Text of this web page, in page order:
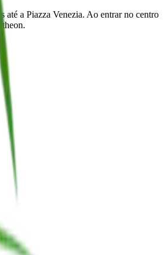
até a Piazza Venezia. Ao entrar no centro